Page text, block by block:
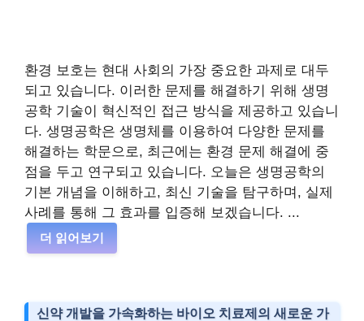
환경 보호는 현대 사회의 가장 중요한 과제로 대두
되고 있습니다. 이러한 문제를 해결하기 위해 생명
공학 기술이 혁신적인 접근 방식을 제공하고 있습니
다. 생명공학은 생명체를 이용하여 다양한 문제를
해결하는 학문으로, 최근에는 환경 문제 해결에 중
점을 두고 연구되고 있습니다. 오늘은 생명공학의
기본 개념을 이해하고, 최신 기술을 탐구하며, 실제
사례를 통해 그 효과를 입증해 보겠습니다. ...
더 읽어보기
신약 개발을 가속화하는 바이오 치료제의 새로운 가